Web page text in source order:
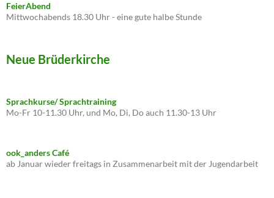
FeierAbend
Mittwochabends 18.30 Uhr - eine gute halbe Stunde
Neue Brüderkirche
Sprachkurse/ Sprachtraining
Mo-Fr 10-11.30 Uhr, und Mo, Di, Do auch 11.30-13 Uhr
ook_anders Café
ab Januar wieder freitags in Zusammenarbeit mit der Jugendarbeit